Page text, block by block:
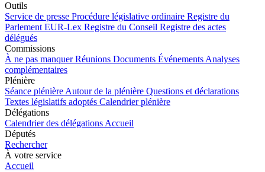
Outils
Service de presse Procédure législative ordinaire Registre du
Parlement EUR-Lex Registre du Conseil Registre des actes
délégués
Commissions
À ne pas manquer Réunions Documents Événements Analyses
complémentaires
Plénière
Séance plénière Autour de la plénière Questions et déclarations
Textes législatifs adoptés Calendrier plénière
Délégations
Calendrier des délégations Accueil
Députés
Rechercher
À votre service
Accueil